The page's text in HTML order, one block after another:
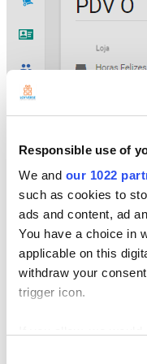
Responsible use of
We and our 1022
such as cookies to
ads and content, ad
You have a choice in
applicable on this
withdraw your
trigger icon.
Na janela pop up,